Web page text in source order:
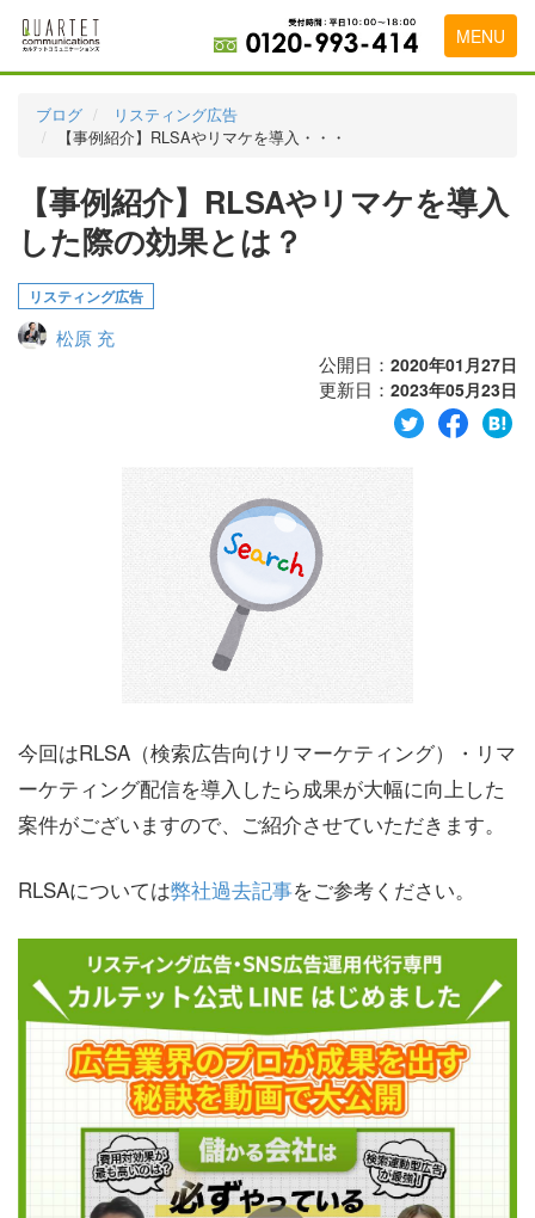
MENU
料金表
実績・お客様の声
初めて導入をお考えの方
代理店の乗り換えをお考えの方
広告代理店・HP制作会社様へ
ブログ
リスティング広告
【事例紹介】RLSAやリマケを導入・・・
【事例紹介】RLSAやリマケを導入
した際の効果とは？
リスティング広告
松原 充
公開日： 2020年01月27日
更新日： 2023年05月23日
今回はRLSA（検索広告向けリマーケティング）・リマ
ーケティング配信を導入したら成果が大幅に向上した
案件がございますので、ご紹介させていただきます。
RLSAについては弊社過去記事をご参考ください。